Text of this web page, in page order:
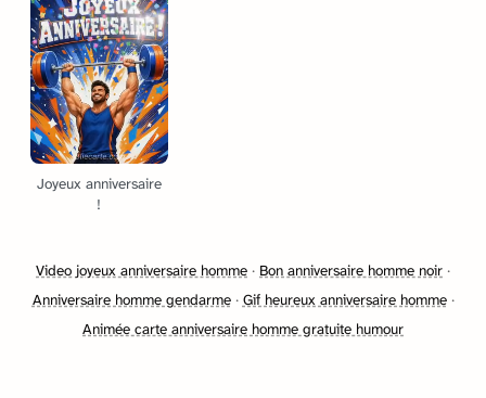
Joyeux anniversaire
!
Video joyeux anniversaire homme · Bon anniversaire homme noir ·
Anniversaire homme gendarme· Gif heureux anniversaire homme·
Animée carte anniversaire homme gratuite humour